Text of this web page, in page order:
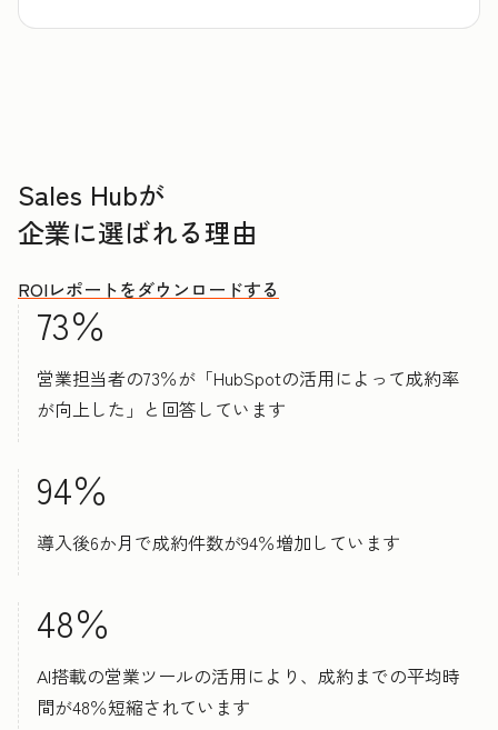
Sales Hubが
企業に選ばれる理由
ROIレポートをダウンロードする
73％
営業担当者の73％が「HubSpotの活用によって成約率
が向上した」と回答しています
94％
導入後6か月で成約件数が94％増加しています
48％
AI搭載の営業ツールの活用により、成約までの平均時
間が48％短縮されています